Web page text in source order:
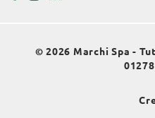
© 2026 Marchi Spa -